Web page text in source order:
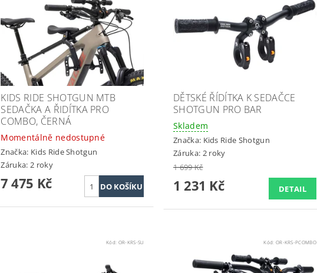
KIDS RIDE SHOTGUN MTB
SEDAČKA A ŘIDÍTKA PRO
COMBO, ČERNÁ
Momentálně nedostupné
Značka: Kids Ride Shotgun
Záruka: 2 roky
7 475 Kč
DĚTSKÉ ŘÍDÍTKA K SEDAČCE
SHOTGUN PRO BAR
Skladem
Značka: Kids Ride Shotgun
Záruka: 2 roky
1 699 Kč
1 231 Kč DETAIL
Kód: OR-KRS-SU Kód: OR-KRS-PCOMBO